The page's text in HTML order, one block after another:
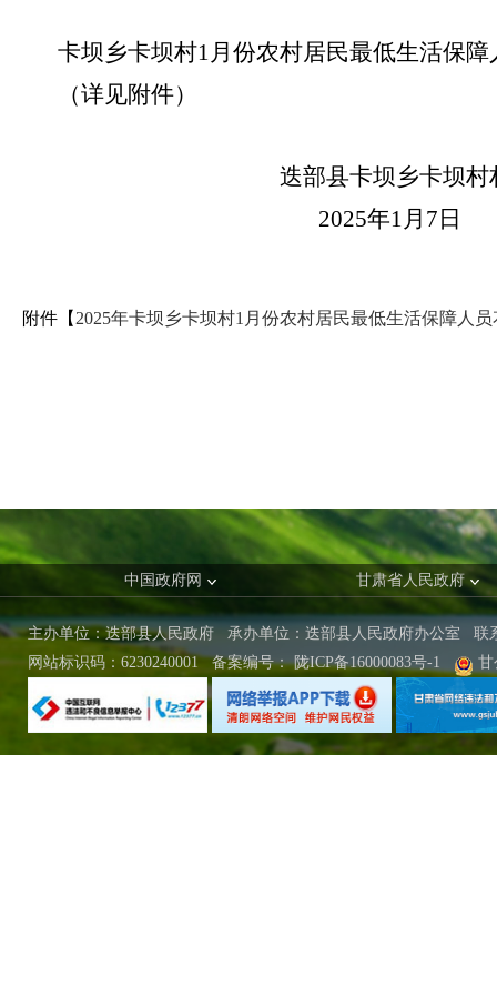
卡坝乡卡坝村1月份农村居民最低生活保
（详见附件）
迭部县卡坝乡卡坝村村
2025年1月7日
附件【 2025年卡坝乡卡坝村1月份农村居民最低生活保障人员
中国政府网 甘肃省人民政府
主办单位：迭部县人民政府 承办单位：迭部县人民政府办公室 联
网站标识码：6230240001
备案编号： 陇ICP备16000083号-1 甘